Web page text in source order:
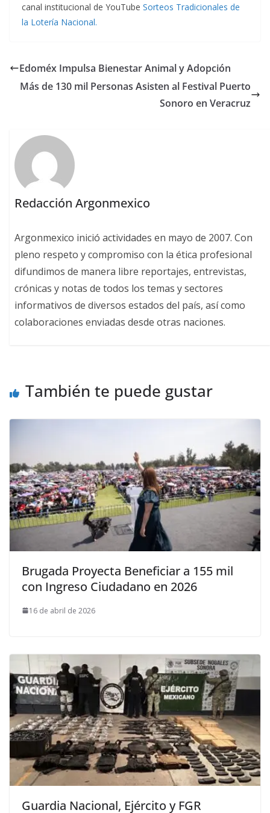
canal institucional de YouTube Sorteos Tradicionales de
la Lotería Nacional.
Edoméx Impulsa Bienestar Animal y Adopción
Más de 130 mil Personas Asisten al Festival Puerto
Sonoro en Veracruz
Redacción Argonmexico
Argonmexico inició actividades en mayo de 2007. Con
pleno respeto y compromiso con la ética profesional
difundimos de manera libre reportajes, entrevistas,
crónicas y notas de todos los temas y sectores
informativos de diversos estados del país, así como
colaboraciones enviadas desde otras naciones.
También te puede gustar
Brugada Proyecta Beneficiar a 155 mil
con Ingreso Ciudadano en 2026
16 de abril de 2026
Guardia Nacional, Ejército y FGR